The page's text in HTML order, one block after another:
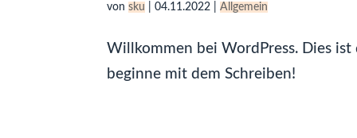
vonsku |04.11.2022 |Allgemein
Willkommen bei WordPress. Dies
beginne mit dem Schreiben!